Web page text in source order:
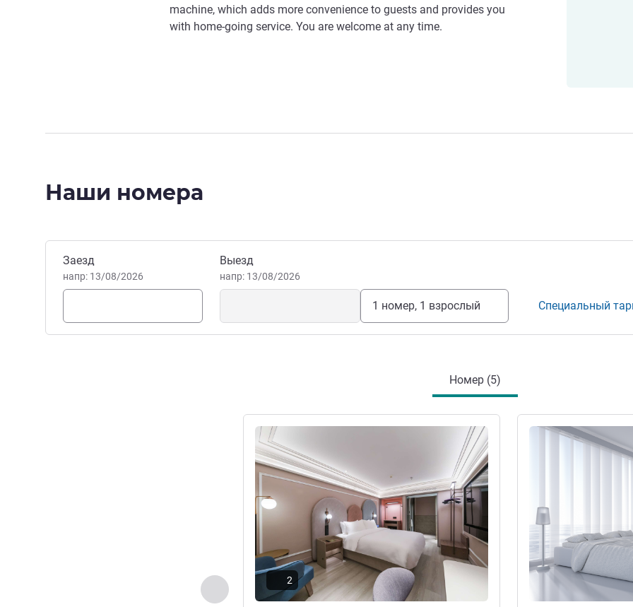
machine, which adds more convenience to guests and provides you
with home-going service. You are welcome at any time.
Наши номера
Забронировать этот отель
Заезд
напр: 13/08/2026
Выезд
напр: 13/08/2026
1 номер, 1 взрослый Специальный
Номер (5)
Назад - Номер
Подробная информация
2
Подробная